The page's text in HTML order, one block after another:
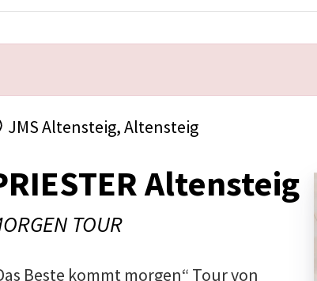
JMS Altensteig, Altensteig
Altensteig
TOUR
Beste kommt morgen“ Tour von